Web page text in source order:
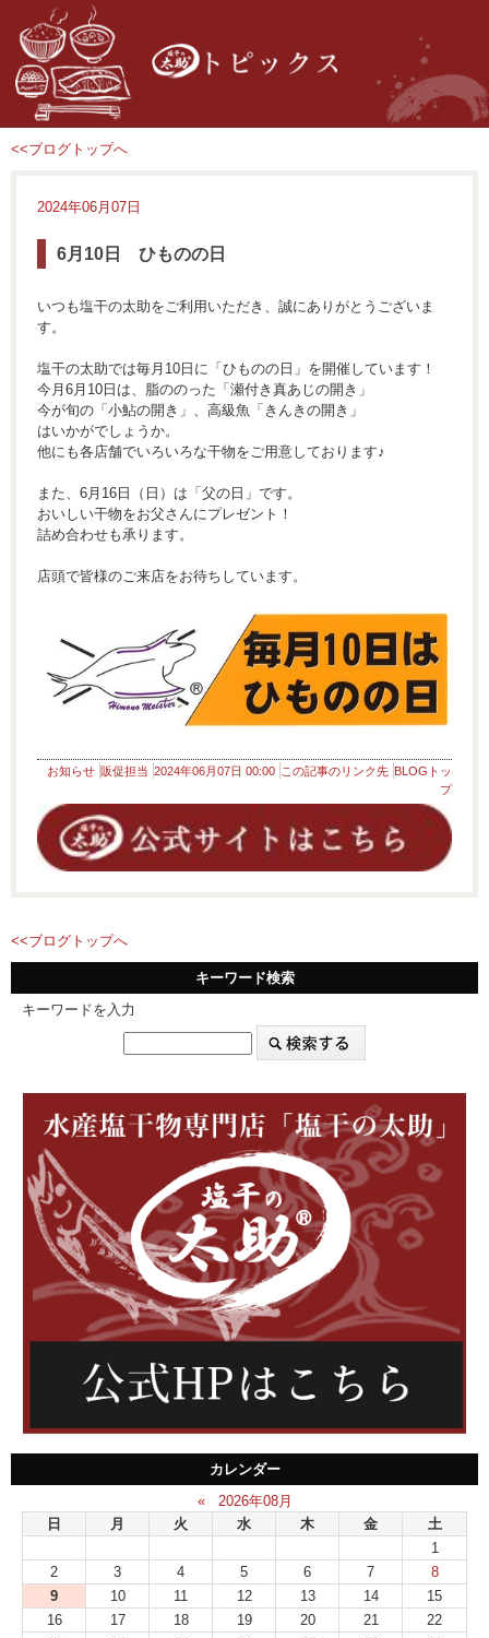
<<ブログトップへ
2024年06月07日
6月10日 ひものの日
いつも塩干の太助をご利用いただき、誠にありがとうございま
す。
塩干の太助では毎月10日に「ひものの日」を開催しています！
今月6月10日は、脂ののった「瀬付き真あじの開き」
今が旬の「小鮎の開き」、高級魚「きんきの開き」
はいかがでしょうか。
他にも各店舗でいろいろな干物をご用意しております♪
また、6月16日（日）は「父の日」です。
おいしい干物をお父さんにプレゼント！
詰め合わせも承ります。
店頭で皆様のご来店をお待ちしています。
お知らせ 販促担当 2024年06月07日 00:00 この記事のリンク先 BLOGトッ
プ
<<ブログトップへ
キーワード検索
キーワードを入力
カレンダー
«
2026年08月
日
月 火 水 木 金
土
1
2
3 4 5 6 7
8
9
10 11 12 13 14
15
16
17 18 19 20 21
22